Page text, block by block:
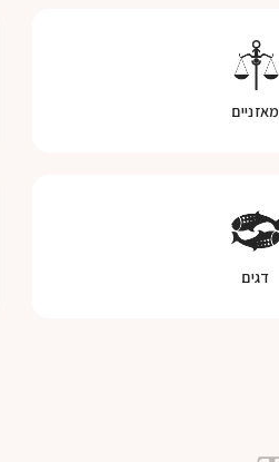
מאזניים
דגים